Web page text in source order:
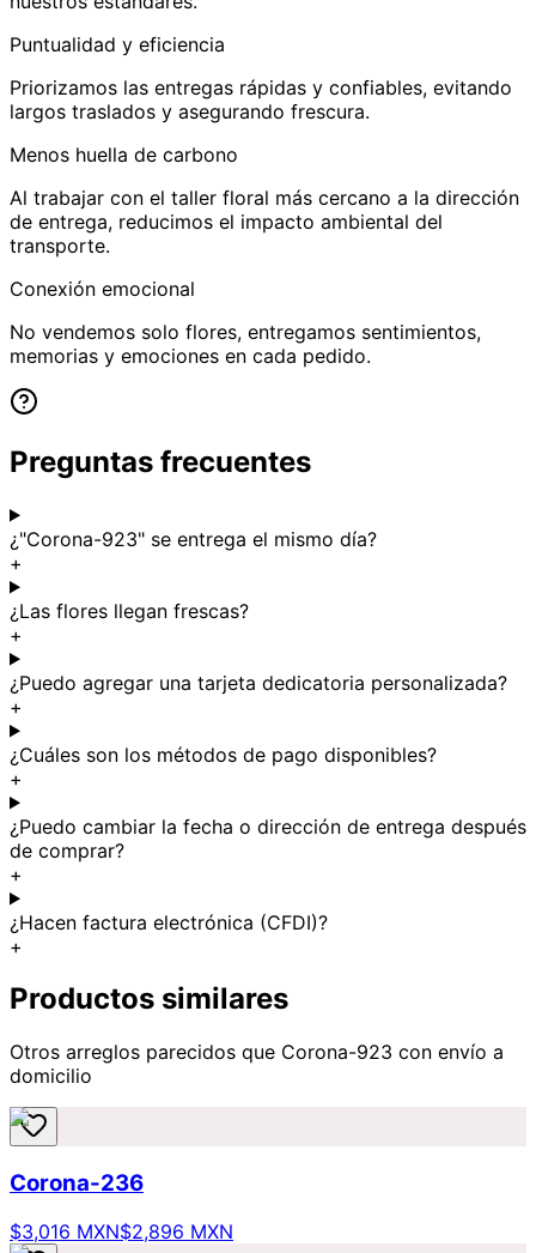
Puntualidad y eficiencia
Priorizamos las entregas rápidas y confiables, evitando
largos traslados y asegurando frescura.
Menos huella de carbono
Al trabajar con el taller floral más cercano a la dirección
de entrega, reducimos el impacto ambiental del
transporte.
Conexión emocional
No vendemos solo flores, entregamos sentimientos,
memorias y emociones en cada pedido.
Preguntas frecuentes
¿"Corona-923" se entrega el mismo día?
+
¿Las flores llegan frescas?
+
¿Puedo agregar una tarjeta dedicatoria personalizada?
+
¿Cuáles son los métodos de pago disponibles?
+
¿Puedo cambiar la fecha o dirección de entrega después
de comprar?
+
¿Hacen factura electrónica (CFDI)?
+
Productos similares
Otros arreglos parecidos que Corona-923 con envío a
domicilio
Corona-236
$3,016 MXN$2,896 MXN